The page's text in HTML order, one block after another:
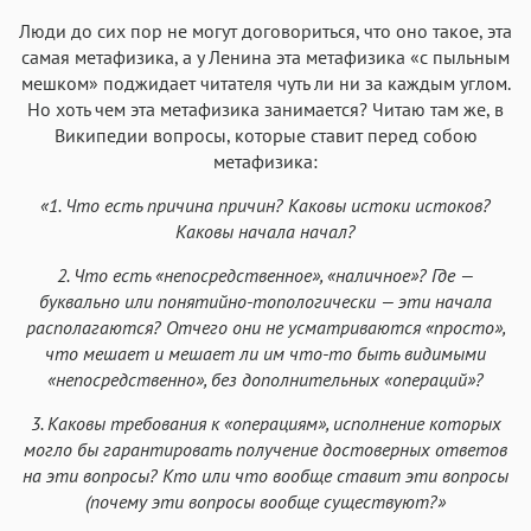
Люди до сих пор не могут договориться, что оно такое, эта
самая метафизика, а у Ленина эта метафизика «с пыльным
мешком» поджидает читателя чуть ли ни за каждым углом.
Но хоть чем эта метафизика занимается? Читаю там же, в
Википедии вопросы, которые ставит перед собою
метафизика:
«1. Что есть причина причин? Каковы истоки истоков?
Каковы начала начал?
2. Что есть «непосредственное», «наличное»? Где —
буквально или понятийно-топологически — эти начала
располагаются? Отчего они не усматриваются «просто»,
что мешает и мешает ли им что-то быть видимыми
«непосредственно», без дополнительных «операций»?
3. Каковы требования к «операциям», исполнение которых
могло бы гарантировать получение достоверных ответов
на эти вопросы? Кто или что вообще ставит эти вопросы
(почему эти вопросы вообще существуют?»